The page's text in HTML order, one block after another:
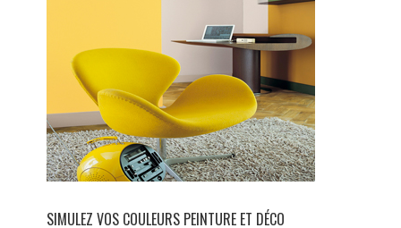
SIMULEZ VOS COULEURS PEINTURE ET DÉCO